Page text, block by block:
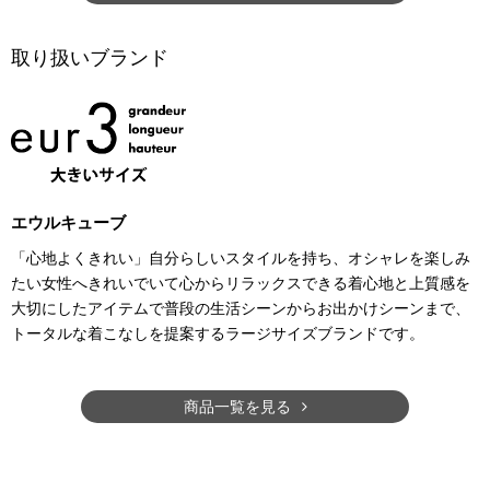
取り扱いブランド
エウルキューブ
「心地よくきれい」自分らしいスタイルを持ち、オシャレを楽しみ
たい女性へきれいでいて心からリラックスできる着心地と上質感を
大切にしたアイテムで普段の生活シーンからお出かけシーンまで、
トータルな着こなしを提案するラージサイズブランドです。
商品一覧を見る